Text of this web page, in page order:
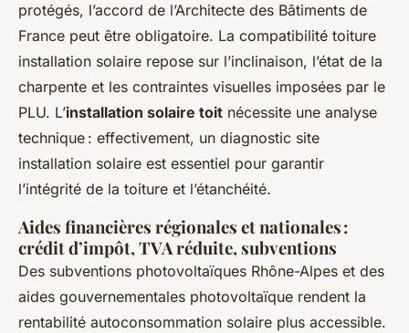
protégés, l’accord de l’Architecte des Bâtiments de
France peut être obligatoire. La compatibilité toiture
installation solaire repose sur l’inclinaison, l’état de la
charpente et les contraintes visuelles imposées par le
PLU. L’installation solaire toit nécessite une analyse
technique : effectivement, un diagnostic site
installation solaire est essentiel pour garantir
l’intégrité de la toiture et l’étanchéité.
Aides financières régionales et nationales :
crédit d’impôt, TVA réduite, subventions
Des subventions photovoltaïques Rhône-Alpes et des
aides gouvernementales photovoltaïque rendent la
rentabilité autoconsommation solaire plus accessible.